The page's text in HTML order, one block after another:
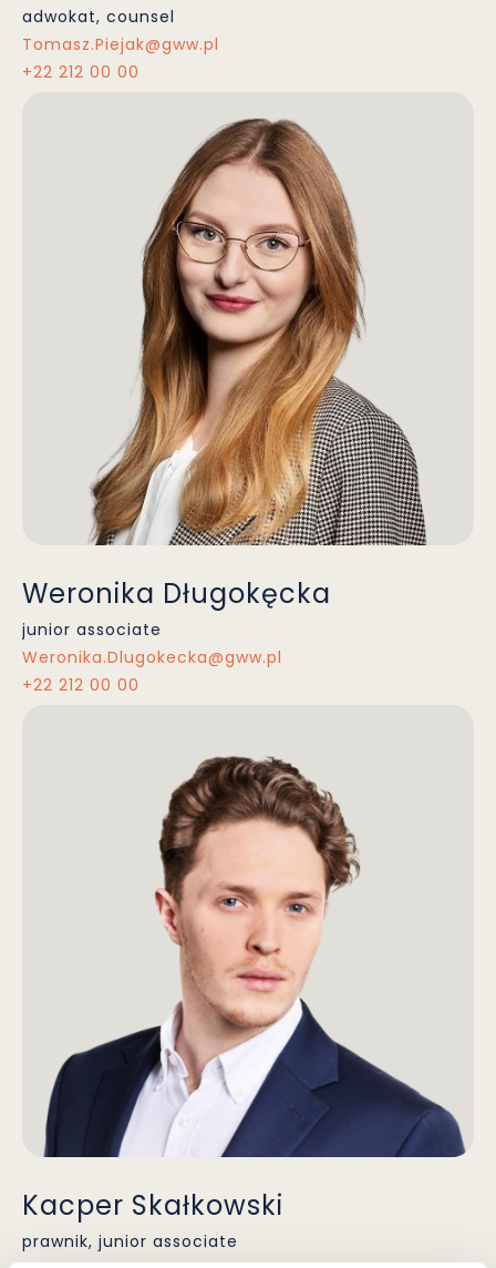
adwokat, counsel
Tomasz.Piejak@gww.pl
+22 212 00 00
Weronika Długokęcka
junior associate
Weronika.Dlugokecka@gww.pl
+22 212 00 00
Kacper Skałkowski
prawnik, junior associate